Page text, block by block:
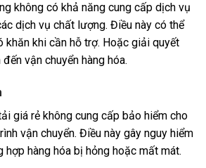
không có khả năng cung cấp dịch vụ
dịch vụ chất lượng. Điều này có thể
khăn khi cần hỗ trợ. Hoặc giải quyết
vận chuyển hàng hóa.
giá rẻ không cung cấp bảo hiểm cho
vận chuyển. Điều này gây nguy hiểm
hàng hóa bị hỏng hoặc mất mát.